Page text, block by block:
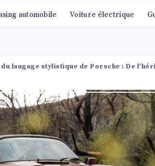
automobile Voiture électrique
du langage stylistique de Porsche : De